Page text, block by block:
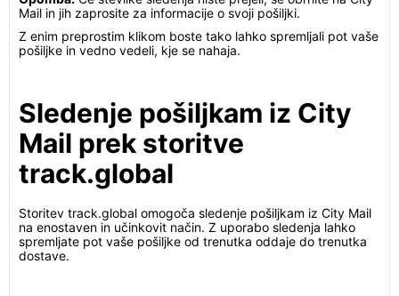
Mail in jih zaprosite za informacije o svoji pošiljki.
Z enim preprostim klikom boste tako lahko spremljali pot vaše
pošiljke in vedno vedeli, kje se nahaja.
Sledenje pošiljkam iz City
Mail prek storitve
track.global
Storitev track.global omogoča sledenje pošiljkam iz City Mail
na enostaven in učinkovit način. Z uporabo sledenja lahko
spremljate pot vaše pošiljke od trenutka oddaje do trenutka
dostave.